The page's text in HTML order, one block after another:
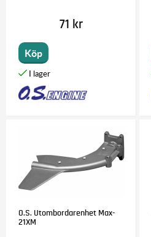
71 kr
Köp
O.S. Utombordarenhet Max-
21XM